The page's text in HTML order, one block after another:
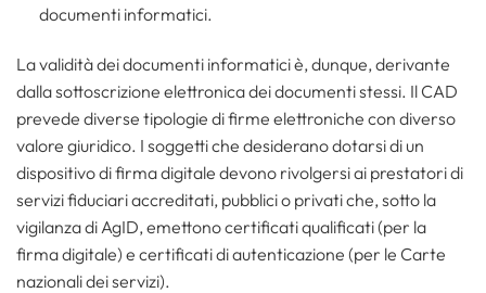
documenti informatici.
La validità dei documenti informatici è, dunque, derivante
dalla sottoscrizione elettronica dei documenti stessi. Il CAD
prevede diverse tipologie di firme elettroniche con diverso
valore giuridico. I soggetti che desiderano dotarsi di un
dispositivo di firma digitale devono rivolgersi ai prestatori di
servizi fiduciari accreditati, pubblici o privati che, sotto la
vigilanza di AgID, emettono certificati qualificati (per la
firma digitale) e certificati di autenticazione (per le Carte
nazionali dei servizi).